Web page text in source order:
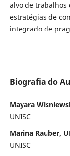
alvo de trabalhos
estratégias de
integrado de
Biografia do
Mayara
UNISC
Marina Rauber,
UNISC